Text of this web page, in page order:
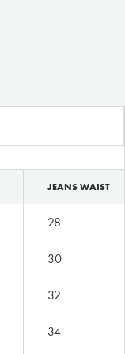
JEANS WAIST
28
30
32
34